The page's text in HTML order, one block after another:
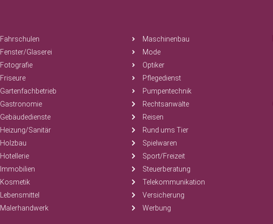
Fahrschulen
Fenster/Glaserei
Fotografie
Friseure
Gartenfachbetrieb
Gastronomie
Gebäudedienste
Heizung/Sanitär
Holzbau
Hotellerie
Immobilien
Kosmetik
Lebensmittel
Malerhandwerk
Maschinenbau
Mode
Optiker
Pflegedienst
Pumpentechnik
Rechtsanwälte
Reisen
Rund ums Tier
Spielwaren
Sport/Freizeit
Steuerberatung
Telekommunikation
Versicherung
Werbung